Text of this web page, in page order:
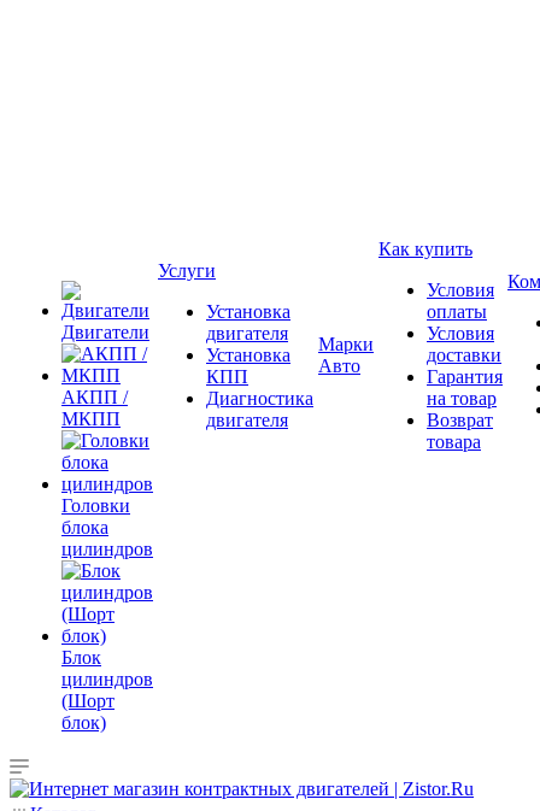
Двигатели
АКПП /
МКПП
Головки
блока
цилиндров
Блок
цилиндров
(Шорт
блок)
Услуги
Установка
двигателя
Установка
КПП
Диагностика
двигателя
Марки
Авто
Как купить
Условия
оплаты
Условия
доставки
Гарантия
на товар
Возврат
товара